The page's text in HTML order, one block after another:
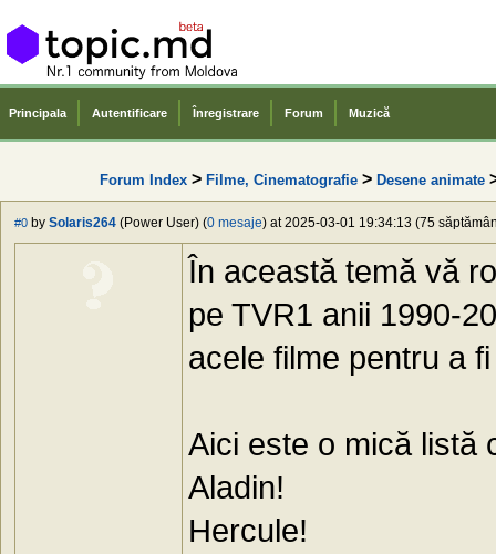
Principala Autentificare Înregistrare Forum Muzică
Forum Index> Filme, Cinematografie> Desene animate
#0 by Solaris264 (Power User) (0 mesaje) at 2025-03-01 19:34:13 (75
În această temă vă
pe TVR1 anii 1990-
acele filme pentru a
Aici este o mică listă
Aladin!
Hercule!